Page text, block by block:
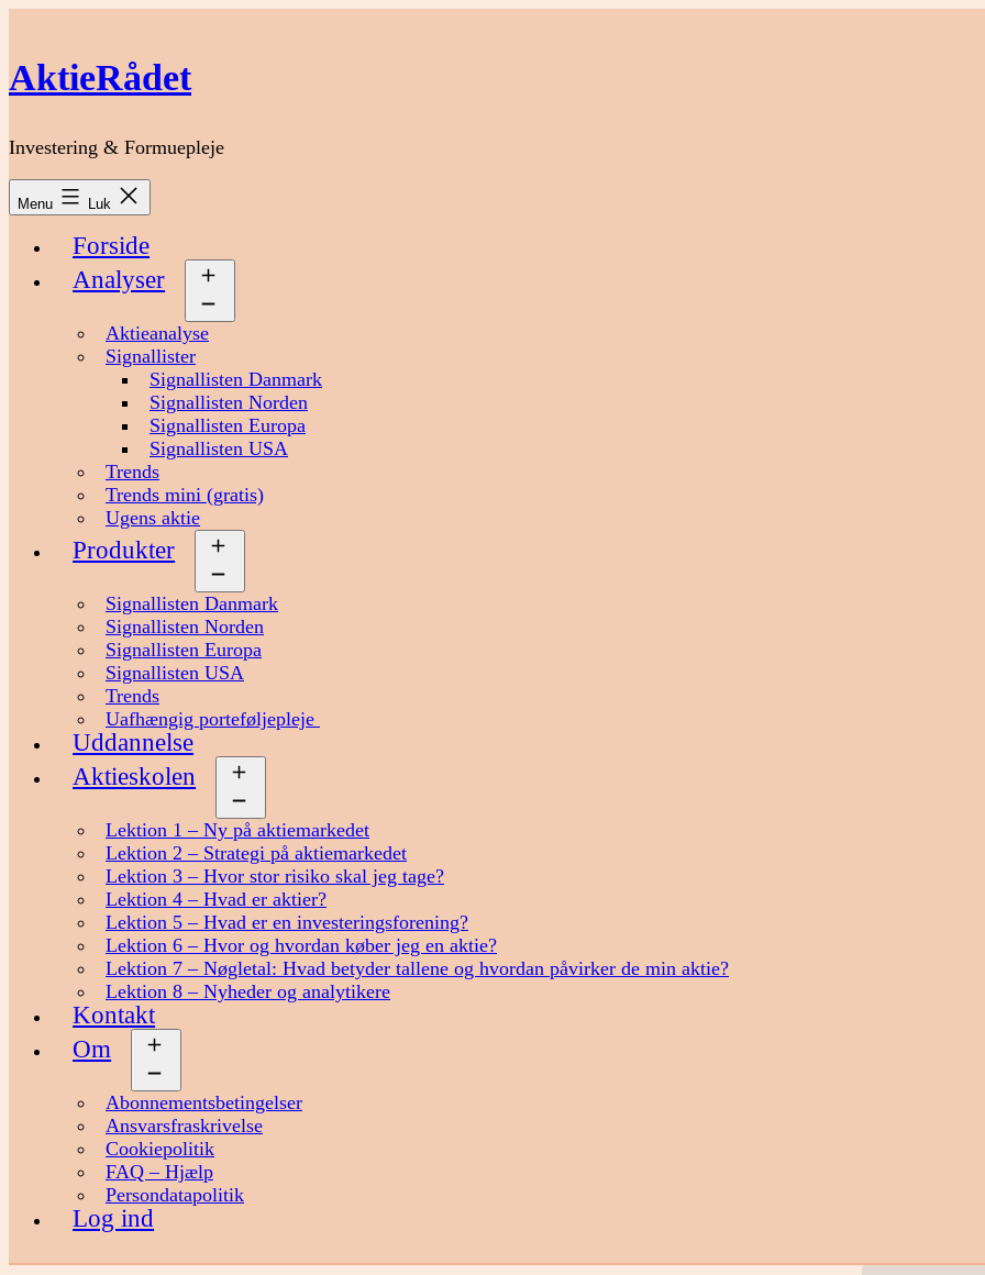
indhold
AktieRådet
Investering & Formuepleje
Menu Luk
Forside
Analyser
Aktieanalyse
Signallister
Signallisten Danmark
Signallisten Norden
Signallisten Europa
Signallisten USA
Trends
Trends mini (gratis)
Ugens aktie
Produkter
Signallisten Danmark
Signallisten Norden
Signallisten Europa
Signallisten USA
Trends
Uafhængig porteføljepleje
Uddannelse
Aktieskolen
Lektion 1 – Ny på aktiemarkedet
Lektion 2 – Strategi på aktiemarkedet
Lektion 3 – Hvor stor risiko skal jeg tage?
Lektion 4 – Hvad er aktier?
Lektion 5 – Hvad er en investeringsforening?
Lektion 6 – Hvor og hvordan køber jeg en aktie?
Lektion 7 – Nøgletal: Hvad betyder tallene og hvordan påvirker de min aktie?
Lektion 8 – Nyheder og analytikere
Kontakt
Om
Abonnementsbetingelser
Ansvarsfraskrivelse
Cookiepolitik
FAQ – Hjælp
Persondatapolitik
Log ind